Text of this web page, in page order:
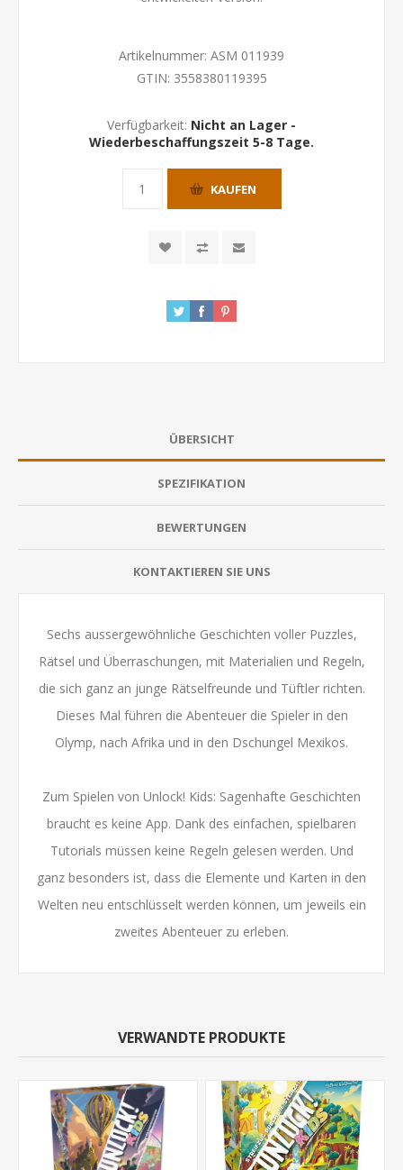
Artikelnummer: ASM 011939
GTIN: 3558380119395
Verfügbarkeit: Nicht an Lager -
Wiederbeschaffungszeit 5-8 Tage.
KAUFEN
ÜBERSICHT
SPEZIFIKATION
BEWERTUNGEN
KONTAKTIEREN SIE UNS
Sechs aussergewöhnliche Geschichten voller Puzzles,
Rätsel und Überraschungen, mit Materialien und Regeln,
die sich ganz an junge Rätselfreunde und Tüftler richten.
Dieses Mal führen die Abenteuer die Spieler in den
Olymp, nach Afrika und in den Dschungel Mexikos.
Zum Spielen von Unlock! Kids: Sagenhafte Geschichten
braucht es keine App. Dank des einfachen, spielbaren
Tutorials müssen keine Regeln gelesen werden. Und
ganz besonders ist, dass die Elemente und Karten in den
Welten neu entschlüsselt werden können, um jeweils ein
zweites Abenteuer zu erleben.
VERWANDTE PRODUKTE